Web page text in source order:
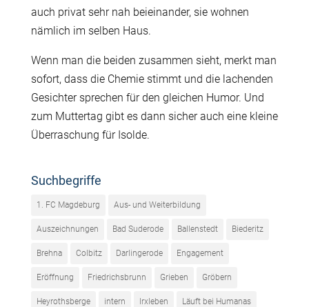
auch privat sehr nah beieinander, sie wohnen
nämlich im selben Haus.
Wenn man die beiden zusammen sieht, merkt man
sofort, dass die Chemie stimmt und die lachenden
Gesichter sprechen für den gleichen Humor. Und
zum Muttertag gibt es dann sicher auch eine kleine
Überraschung für Isolde.
Suchbegriffe
1. FC Magdeburg Aus- und Weiterbildung
Auszeichnungen Bad Suderode Ballenstedt Biederitz
Brehna Colbitz Darlingerode Engagement
Eröffnung Friedrichsbrunn Grieben Gröbern
Heyrothsberge intern Irxleben Läuft bei Humanas